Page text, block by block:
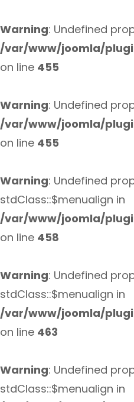
Warning: Undefined
/var/www/joomla/
on line 455
Warning: Undefined
/var/www/joomla/
on line 455
Warning: Undefined
stdClass::$menualign in
/var/www/joomla/
on line 458
Warning: Undefined
stdClass::$menualign in
/var/www/joomla/
on line 463
Warning: Undefined
stdClass::$menualign in